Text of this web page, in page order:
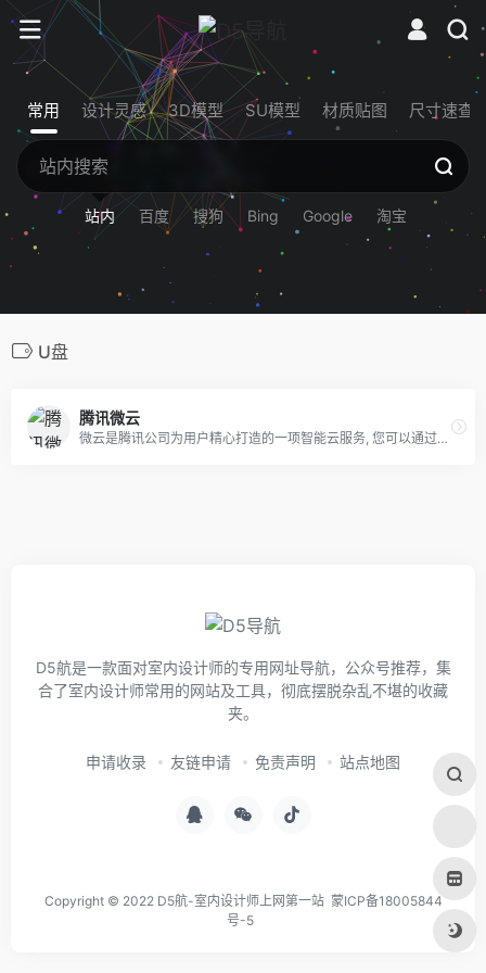
常用 设计灵感 3D模型 SU模型 材质贴图 尺寸速查
站内 百度 搜狗 Bing Google 淘宝
U盘
腾讯微云
微云是腾讯公司为用户精心打造的一项智能云服务, 您可以通过微云方便地在手机和电脑之间同步文件、推送照片和传输数据。
D5航是一款面对室内设计师的专用网址导航，公众号推荐，集
合了室内设计师常用的网站及工具，彻底摆脱杂乱不堪的收藏
夹。
申请收录 友链申请 免责声明 站点地图
Copyright © 2022 D5航-室内设计师上网第一站 蒙ICP备18005844
号-5